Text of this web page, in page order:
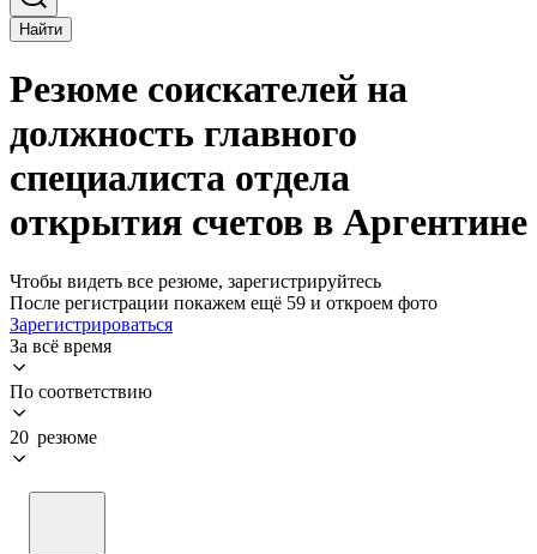
Найти
Резюме соискателей на
должность главного
специалиста отдела
открытия счетов в Аргентине
Чтобы видеть все резюме, зарегистрируйтесь
После регистрации покажем ещё 59 и откроем фото
Зарегистрироваться
За всё время
По соответствию
20 резюме